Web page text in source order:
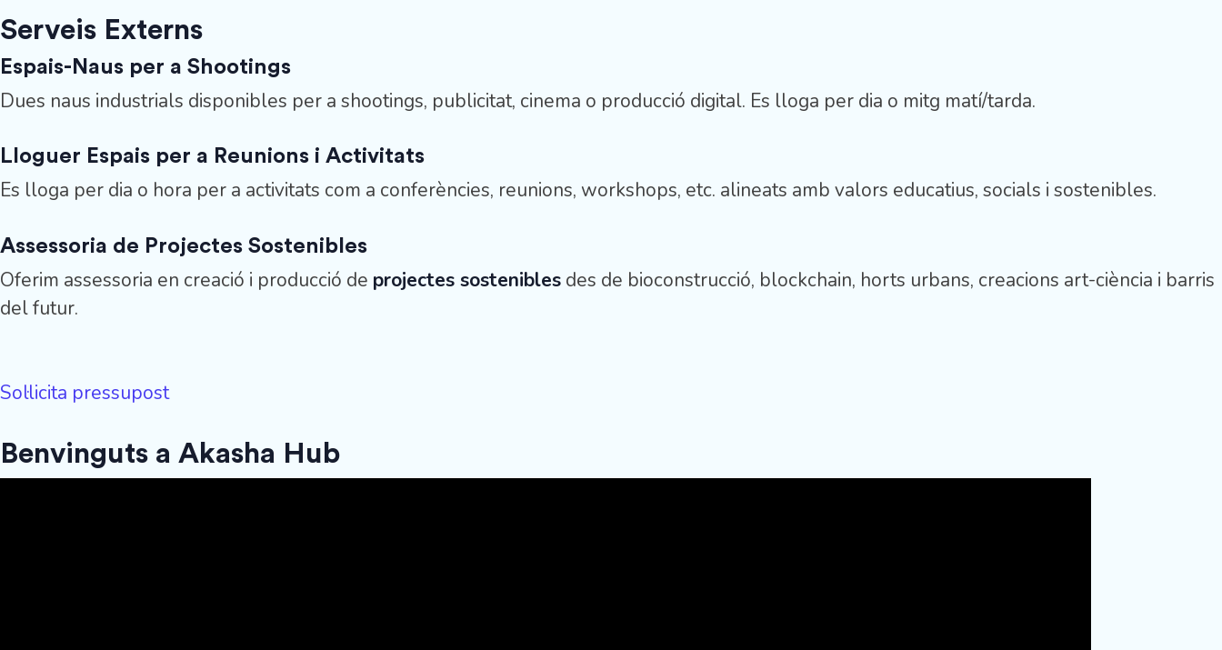
Serveis Externs
Espais-Naus per a Shootings
Dues naus industrials disponibles per a shootings, publicitat, cinema o producció digital. Es lloga per dia o mitg matí/tarda.
Lloguer Espais per a Reunions i Activitats
Es lloga per dia o hora per a activitats com a conferències, reunions, workshops, etc. alineats amb valors educatius, socials i sostenibles.
Assessoria de Projectes Sostenibles
Oferim assessoria en creació i producció de projectes sostenibles des de bioconstrucció, blockchain, horts urbans, creacions art-ciència i barris
del futur.
Sol·licita pressupost
Benvinguts a Akasha Hub